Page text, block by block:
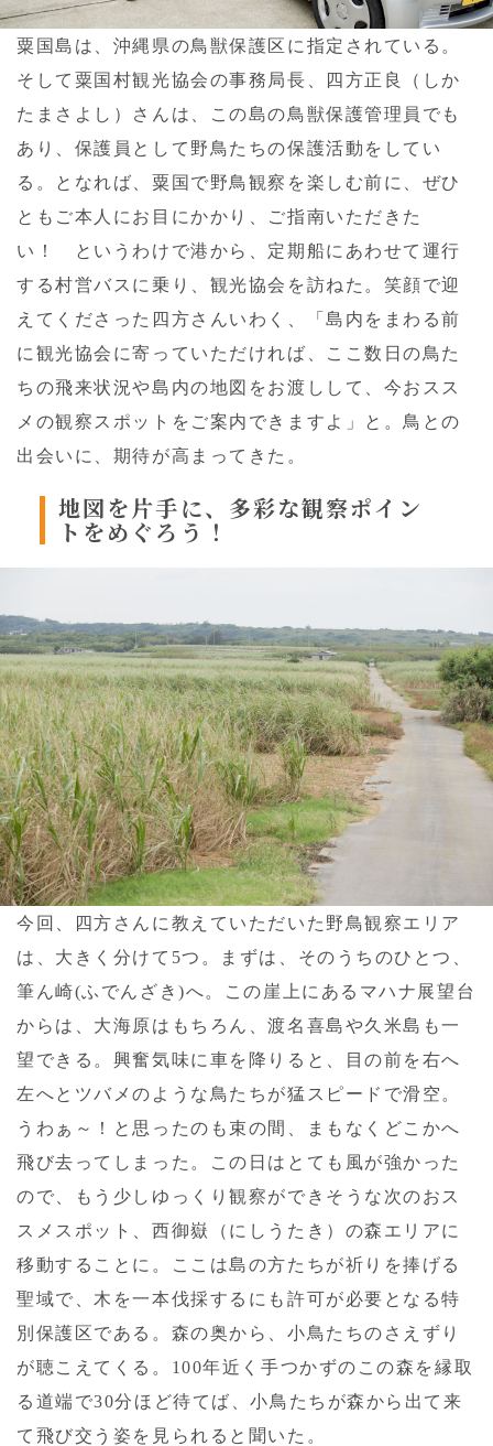
粟国島は、沖縄県の鳥獣保護区に指定されている。
そして粟国村観光協会の事務局長、四方正良（しか
たまさよし）さんは、この島の鳥獣保護管理員でも
あり、保護員として野鳥たちの保護活動をしてい
る。となれば、粟国で野鳥観察を楽しむ前に、ぜひ
ともご本人にお目にかかり、ご指南いただきた
い！ というわけで港から、定期船にあわせて運行
する村営バスに乗り、観光協会を訪ねた。笑顔で迎
えてくださった四方さんいわく、「島内をまわる前
に観光協会に寄っていただければ、ここ数日の鳥た
ちの飛来状況や島内の地図をお渡しして、今おスス
メの観察スポットをご案内できますよ」と。鳥との
出会いに、期待が高まってきた。
地図を片手に、 多彩な観察ポイン
トをめぐろう！
今回、四方さんに教えていただいた野鳥観察エリア
は、大きく分けて5つ。まずは、そのうちのひとつ、
筆ん崎(ふでんざき)へ。この崖上にあるマハナ展望台
からは、大海原はもちろん、渡名喜島や久米島も一
望できる。興奮気味に車を降りると、目の前を右へ
左へとツバメのような鳥たちが猛スピードで滑空。
うわぁ～！と思ったのも束の間、まもなくどこかへ
飛び去ってしまった。この日はとても風が強かった
ので、もう少しゆっくり観察ができそうな次のおス
スメスポット、西御嶽（にしうたき）の森エリアに
移動することに。ここは島の方たちが祈りを捧げる
聖域で、木を一本伐採するにも許可が必要となる特
別保護区である。森の奥から、小鳥たちのさえずり
が聴こえてくる。100年近く手つかずのこの森を縁取
る道端で30分ほど待てば、小鳥たちが森から出て来
て飛び交う姿を見られると聞いた。